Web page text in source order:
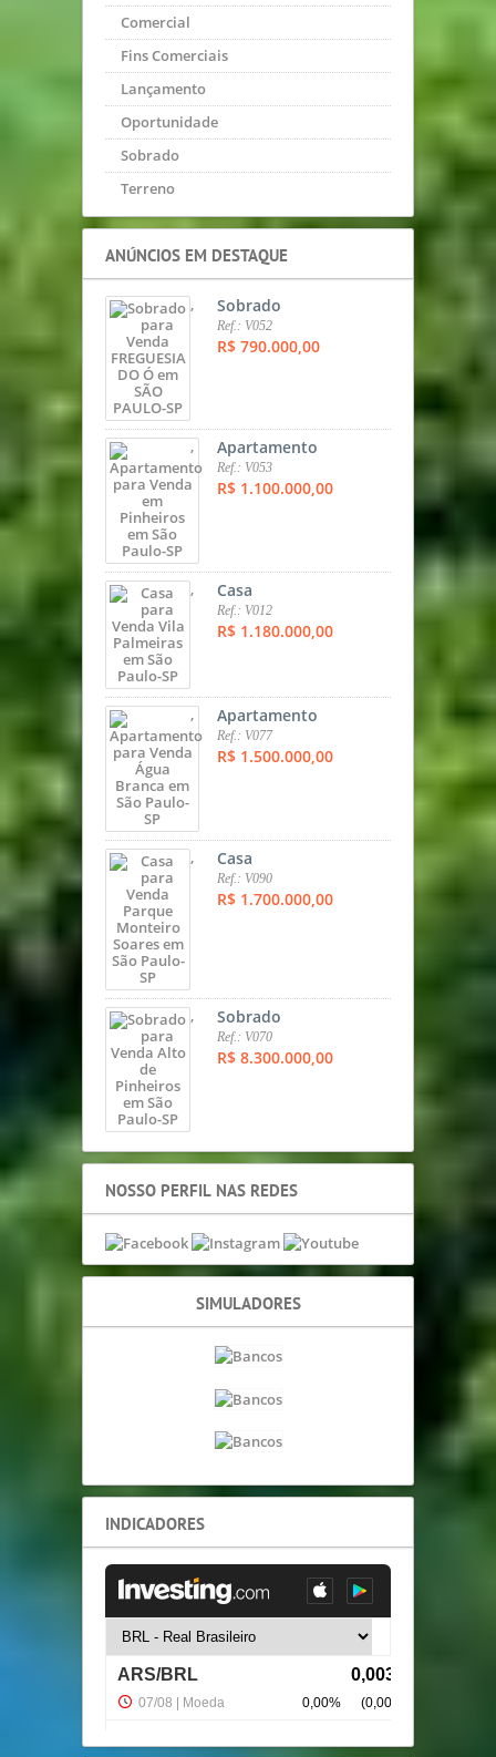
Comercial
Fins Comerciais
Lançamento
Oportunidade
Sobrado
Terreno
ANÚNCIOS EM DESTAQUE
, Sobrado
Ref.: V052
R$ 790.000,00
, Apartamento
Ref.: V053
R$ 1.100.000,00
, Casa
Ref.: V012
R$ 1.180.000,00
, Apartamento
Ref.: V077
R$ 1.500.000,00
, Casa
Ref.: V090
R$ 1.700.000,00
, Sobrado
Ref.: V070
R$ 8.300.000,00
NOSSO PERFIL NAS REDES
SIMULADORES
INDICADORES